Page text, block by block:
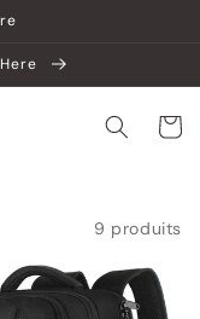
Panier
9 produits